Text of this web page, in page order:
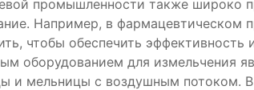
промышленности также широко
Например, в фармацевтическом
чтобы обеспечить эффективность
оборудованием для измельчения
и мельницы с воздушным потоком.